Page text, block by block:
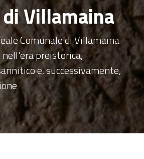
Villamaina
Comunale di Villamaina
preistorica,
e, successivamente,